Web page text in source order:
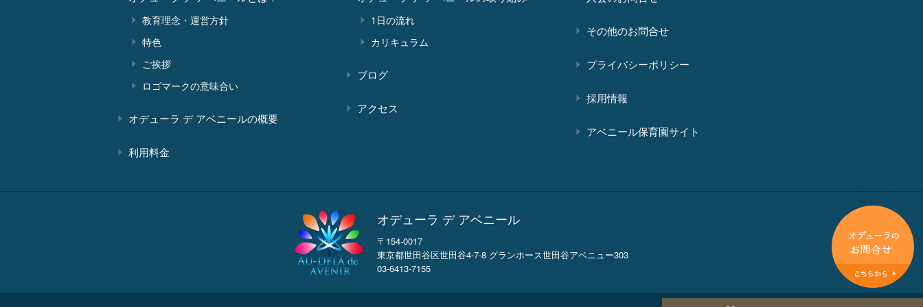
教育理念・運営方針
特色
ご挨拶
ロゴマークの意味合い
オデューラ デ アベニールの概要
利用料金
1日の流れ
カリキュラム
ブログ
アクセス
その他のお問合せ
プライバシーポリシー
採用情報
アベニール保育園サイト
オデューラ デ アベニール
〒154-0017
東京都世田谷区世田谷4-7-8 グランホース世田谷アベニュー303
03-6413-7155